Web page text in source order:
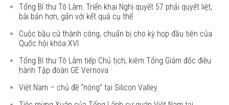
Tổng Bí thư Tô Lâm: Triển khai Nghị quyết 57 phải quyết liệt,
bài bản hơn, gắn với kết quả cụ thể
Cuộc bầu cử thành công, chuẩn bị cho kỳ họp đầu tiên của
Quốc hội khóa XVI
Tổng Bí thư Tô Lâm tiếp Chủ tịch, kiêm Tổng Giám đốc điều
hành Tập đoàn GE Vernova
Việt Nam – chủ đề “nóng” tại Silicon Valley